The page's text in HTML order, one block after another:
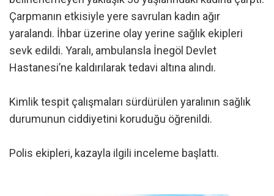
Çarpmanın etkisiyle yere savrulan kadın ağır
yaralandı. İhbar üzerine olay yerine sağlık ekipleri
sevk edildi. Yaralı, ambulansla İnegöl Devlet
Hastanesi’ne kaldırılarak tedavi altına alındı.
Kimlik tespit çalışmaları sürdürülen yaralının sağlık
durumunun ciddiyetini koruduğu öğrenildi.
Polis ekipleri, kazayla ilgili inceleme başlattı.